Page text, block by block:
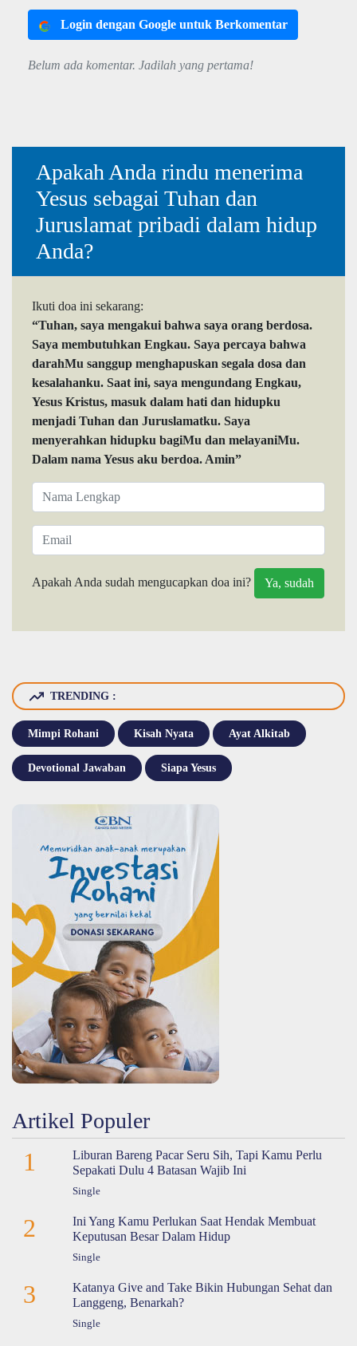
Login dengan Google untuk Berkomentar
Belum ada komentar. Jadilah yang pertama!
Apakah Anda rindu menerima
Yesus sebagai Tuhan dan
Juruslamat pribadi dalam hidup
Anda?
Ikuti doa ini sekarang:
“Tuhan, saya mengakui bahwa saya orang berdosa.
Saya membutuhkan Engkau. Saya percaya bahwa
darahMu sanggup menghapuskan segala dosa dan
kesalahanku. Saat ini, saya mengundang Engkau,
Yesus Kristus, masuk dalam hati dan hidupku
menjadi Tuhan dan Juruslamatku. Saya
menyerahkan hidupku bagiMu dan melayaniMu.
Dalam nama Yesus aku berdoa. Amin”
Apakah Anda sudah mengucapkan doa ini?
TRENDING :
Mimpi Rohani Kisah Nyata Ayat Alkitab
Devotional Jawaban Siapa Yesus
Artikel Populer
1
Liburan Bareng Pacar Seru Sih, Tapi Kamu Perlu
Sepakati Dulu 4 Batasan Wajib Ini
Single
2
Ini Yang Kamu Perlukan Saat Hendak Membuat
Keputusan Besar Dalam Hidup
Single
3
Katanya Give and Take Bikin Hubungan Sehat dan
Langgeng, Benarkah?
Single